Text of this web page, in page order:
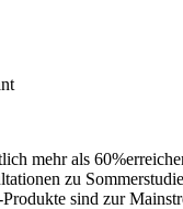
mehr als
zu
sind zur